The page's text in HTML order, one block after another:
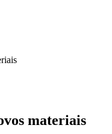
materiais